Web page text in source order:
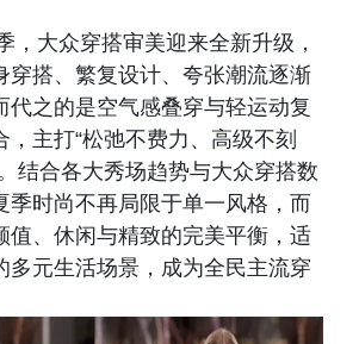
，大众穿搭审美迎来全新升级，
穿搭、繁复设计、夸张潮流逐渐
代之的是空气感叠穿与轻运动复
，主打“松弛不费力、高级不刻
结合各大秀场趋势与大众穿搭数
季时尚不再局限于单一风格，而
值、休闲与精致的完美平衡，适
多元生活场景，成为全民主流穿